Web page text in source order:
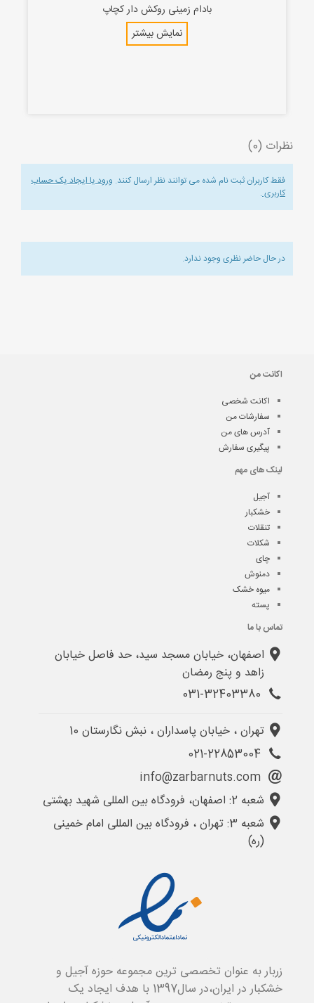
بادام زمینی روکش دار کچاپ
نمایش بیشتر
نظرات (0)
فقط کاربران ثبت نام شده می توانند نظر ارسال کنند. ورود یا ایجاد یک حساب
کاربری.
در حال حاضر نظری وجود ندارد.
اکانت من
اکانت شخصی
سفارشات من
آدرس های من
پیگیری سفارش
لینک های مهم
آجیل
خشکبار
تنقلات
شکلات
چای
دمنوش
میوه خشک
پسته
تماس با ما
اصفهان، خیابان مسجد سید، حد فاصل خیابان
زاهد و پنج رمضان
تهران ، خیابان پاسداران ، نبش نگارستان 10
شعبه 2: اصفهان، فرودگاه بین المللی شهید بهشتی
شعبه 3: تهران ، فرودگاه بین المللی امام خمینی
(ره)
زربار به عنوان تخصصی ترین مجموعه حوزه آجیل و
خشکبار در ایران،در سال1397 با هدف ایجاد یک